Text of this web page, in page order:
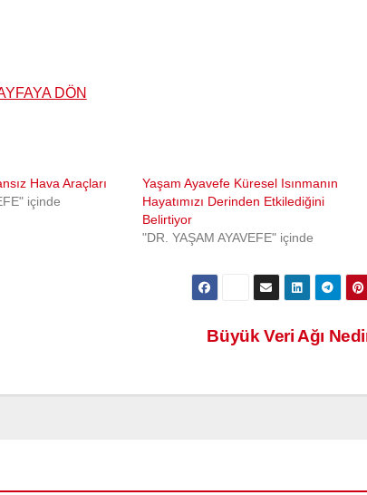
DÖN
Hava Araçları
içinde
Yaşam Ayavefe Küresel Isınmanın
Hayatımızı Derinden Etkilediğini
Belirtiyor
"DR. YAŞAM AYAVEFE" içinde
Büyük Veri Ağı